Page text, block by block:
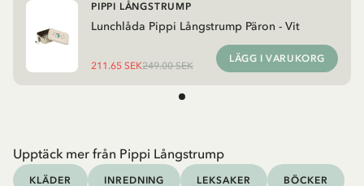
Lunchlåda Pippi Långstrump Päron - Vit
PIPPI LÅNGSTRUMP
211.65 SEK249.00 SEK
LÄGG I VARUKORG
Upptäck mer från Pippi Långstrump
KLÄDER INREDNING LEKSAKER BÖCKER